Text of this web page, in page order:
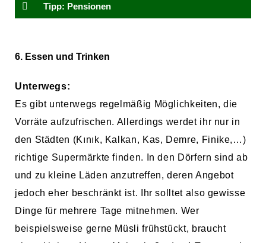
Tipp: Pensionen
6. Essen und Trinken
Unterwegs:
Es gibt unterwegs regelmäßig Möglichkeiten, die
Vorräte aufzufrischen. Allerdings werdet ihr nur in
den Städten (Kınık, Kalkan, Kas, Demre, Finike,…)
richtige Supermärkte finden. In den Dörfern sind ab
und zu kleine Läden anzutreffen, deren Angebot
jedoch eher beschränkt ist. Ihr solltet also gewisse
Dinge für mehrere Tage mitnehmen. Wer
beispielsweise gerne Müsli frühstückt, braucht